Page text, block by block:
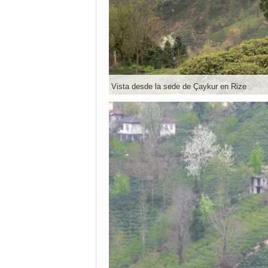
Vista desde la sede de Çaykur en Rize